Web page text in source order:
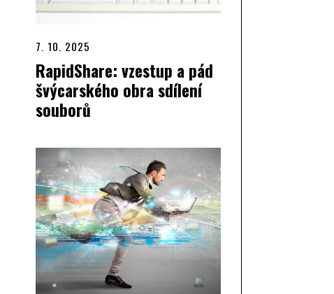
7. 10. 2025
RapidShare: vzestup a pád
švýcarského obra sdílení
souborů